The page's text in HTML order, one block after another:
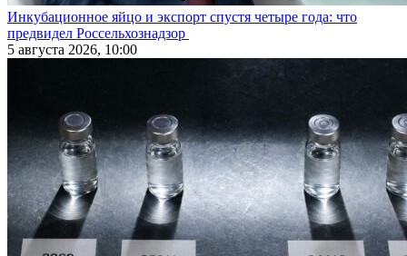
Инкубационное яйцо и экспорт спустя четыре года: что
предвидел Россельхознадзор
5 августа 2026, 10:00